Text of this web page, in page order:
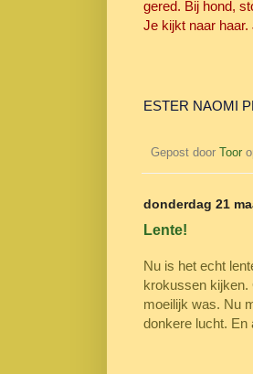
gered. Bij hond,
Je kijkt naar
ESTER NAOMI
Gepost door Toor
donderdag 21
Lente!
Nu is het echt
krokussen kijken.
moeilijk was. Nu
donkere lucht. En